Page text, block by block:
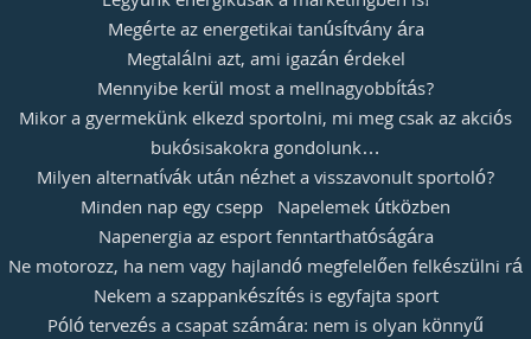
Megérte az energetikai tanúsítvány ára
Megtalálni azt, ami igazán érdekel
Mennyibe kerül most a mellnagyobbítás?
Mikor a gyermekünk elkezd sportolni, mi meg csak az akciós
bukósisakokra gondolunk…
Milyen alternatívák után nézhet a visszavonult sportoló?
Minden nap egy csepp Napelemek útközben
Napenergia az esport fenntarthatóságára
Ne motorozz, ha nem vagy hajlandó megfelelően felkészülni rá
Nekem a szappankészítés is egyfajta sport
Póló tervezés a csapat számára: nem is olyan könnyű